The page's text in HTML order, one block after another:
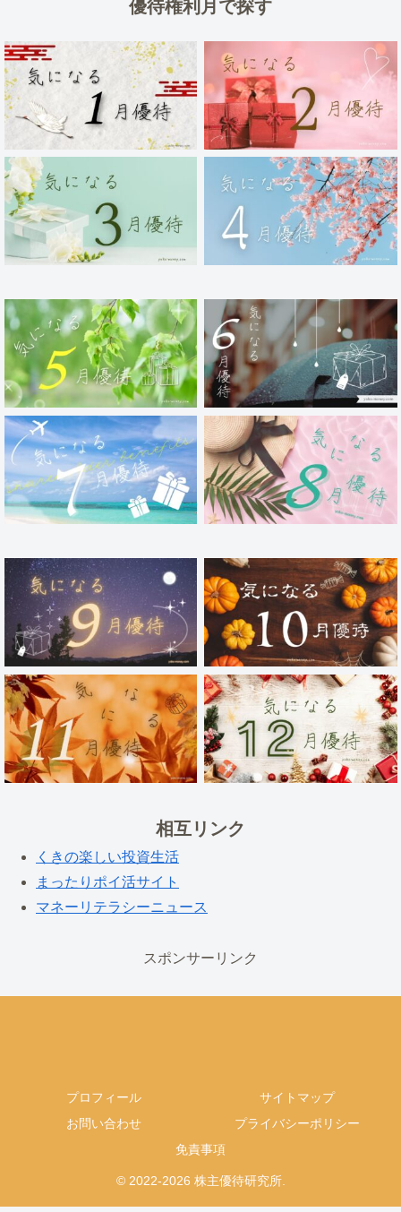
優待権利月で探す
相互リンク
くきの楽しい投資生活
まったりポイ活サイト
マネーリテラシーニュース
スポンサーリンク
プロフィール
サイトマップ
お問い合わせ
プライバシーポリシー
免責事項
© 2022-2026 株主優待研究所.